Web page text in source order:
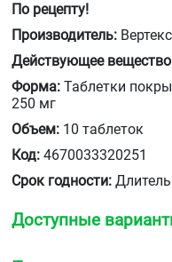
По рецепту!
Производитель:
Действующее
Форма: Таблетки
250 мг
Объем: 10 таблеток
Код: 4670033320251
Срок годности:
Доступные